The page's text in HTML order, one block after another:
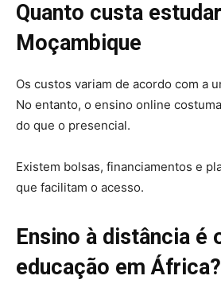
Quanto custa
Moçambique
Os custos variam de acordo com a
No entanto, o ensino online
do que o presencial.
Existem bolsas, financiamentos e
que facilitam o acesso.
Ensino à distância é
educação em África?